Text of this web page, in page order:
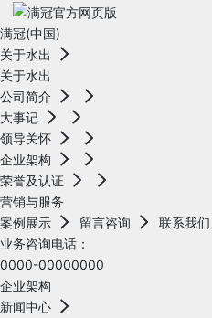
满冠(中国)
关于水出
关于水出
公司简介
大事记
领导关怀
企业架构
荣誉及认证
营销与服务
案例展示
留言咨询
联系我们
业务咨询电话：
0000-00000000
企业架构
新闻中心